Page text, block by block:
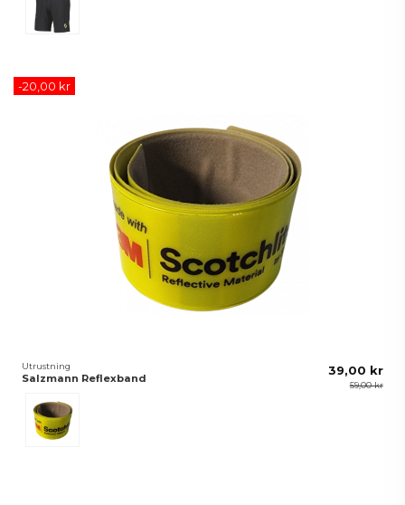
-20,00 kr
Utrustning
Salzmann Reflexband
Reflex
39,00 kr
59,00 kr